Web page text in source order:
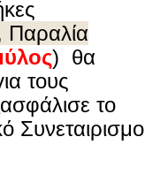
) θα
τους
το
Συνεταιρισμο